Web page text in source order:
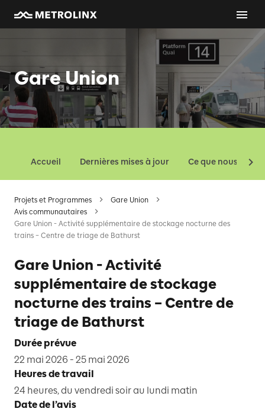
Gare Union
Accueil Dernières mises à jour Ce que nous
Projets et Programmes
Gare Union
Avis communautaires
Gare Union - Activité supplémentaire de stockage nocturne des
trains – Centre de triage de Bathurst
Gare Union - Activité
supplémentaire de stockage
nocturne des trains – Centre de
triage de Bathurst
Durée prévue
22 mai 2026 - 25 mai 2026
Heures de travail
24 heures, du vendredi soir au lundi matin
Date de l’avis